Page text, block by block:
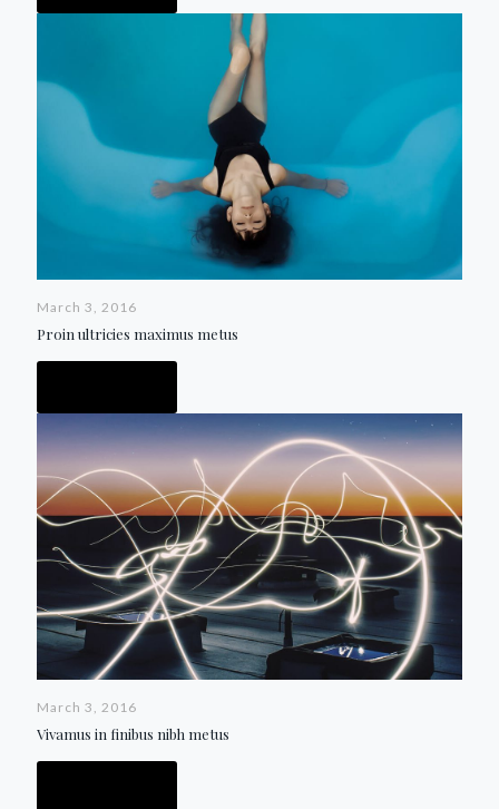
March 3, 2016
Proin ultricies maximus metus
March 3, 2016
Vivamus in finibus nibh metus